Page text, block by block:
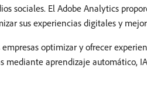
sociales. El Adobe Analytics
sus experiencias digitales y
optimizar y ofrecer
mediante aprendizaje automático,